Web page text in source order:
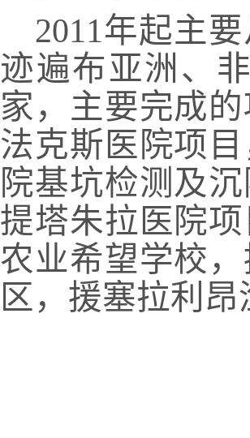
2011年起主
迹遍布亚洲、
家，主要完成
法克斯医院项
院基坑检测及
提塔朱拉医院
农业希望学校
区，援塞拉利